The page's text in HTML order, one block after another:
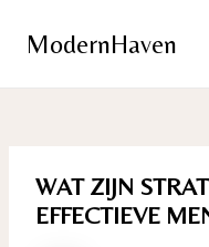
contentModernHaven
WAT ZIJN
EFFECTIEVE